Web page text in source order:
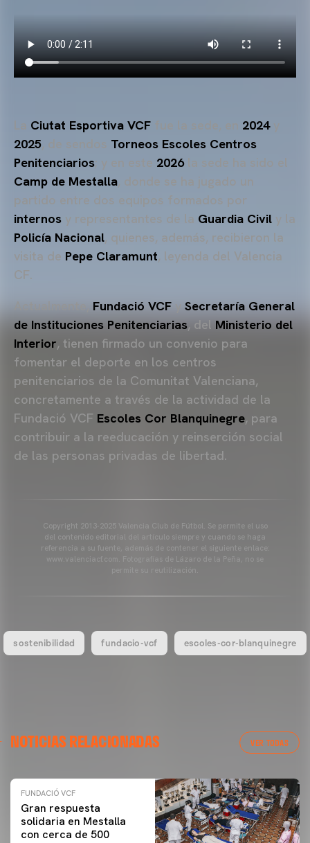
La Ciutat Esportiva VCF 2024
2025, de sendos Torneos Escoles Centros
Penitenciarios; y en este 2026 la sede ha sido el
Camp de Mestalla, donde se ha jugado un
partido entre dos equipos formados por
internos y representantes de la Guardia Civil y la
Policía Nacional, quienes, además, recibieron la
visita de Pepe Claramunt, leyenda del Valencia
CF.
Actualmente, Fundació VCF y Secretaría General
de Instituciones Penitenciarias, del Ministerio del
Interior, tienen firmado un convenio para
fomentar el deporte en los centros
penitenciarios de la Comunitat Valenciana,
concretamente a través de la actividad de la
Fundació VCF Escoles Cor Blanquinegre, para
contribuir a la reeducación y reinserción social
de las personas privadas de libertad.
Copyright 2013-2025 Valencia Club de Fútbol. Se permite el uso
del contenido editorial del artículo siempre y cuando se haga
referencia a su fuente, además de contener el siguiente enlace:
www.valenciacf.com. Fotografías de Lázaro de la Peña, no se
permite su reutilización.
sostenibilidad fundacio-vcf escoles-cor-blanquinegre
NOTICIAS RELACIONADAS VER TODAS
FUNDACIÓ VCF
Gran respuesta
solidaria en Mestalla
con cerca de 500